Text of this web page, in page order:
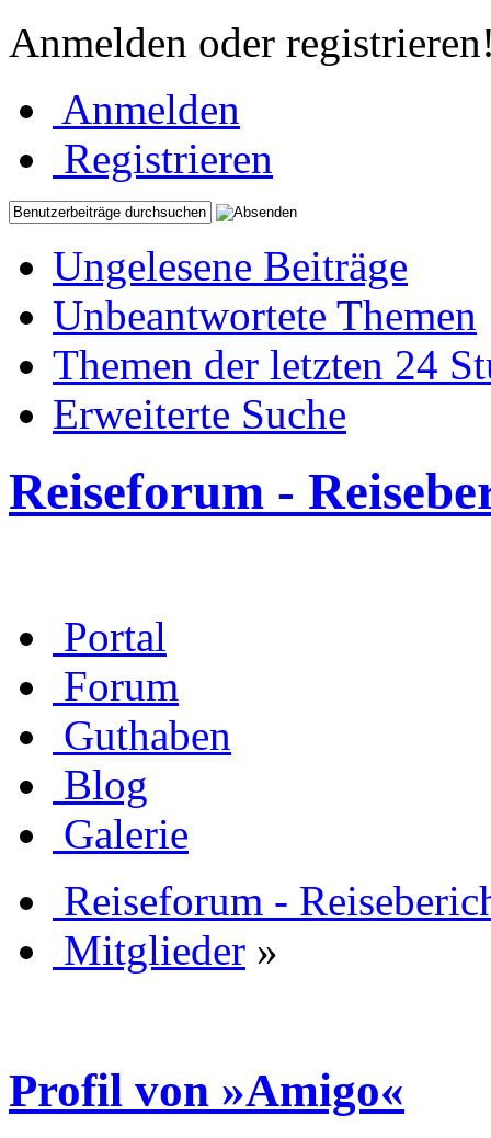
Anmelden oder
Anmelden
Registrieren
Ungelesene Beiträge
Unbeantwortete Themen
Themen der letzten 24
Erweiterte Suche
Reiseforum -
Portal
Forum
Guthaben
Blog
Galerie
Reiseforum -
Mitglieder »
Profil von »Amigo«